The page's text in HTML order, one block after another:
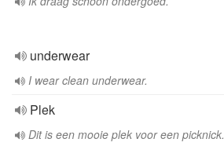
underwear
I wear clean underwear.
Plek
Dit is een mooie plek voor een picknick.